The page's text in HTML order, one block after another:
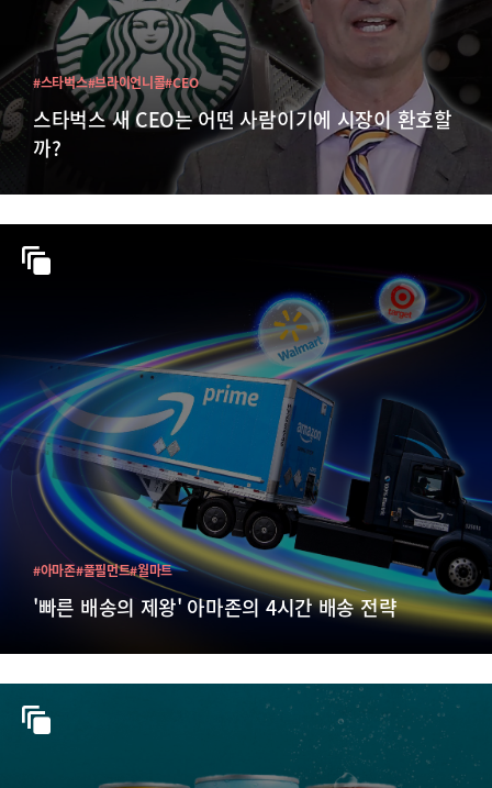
스타벅스 새 CEO는 어떤 사람이기에 시장이 환호할
까?
#스타벅스#브라이언니콜#CEO
'빠른 배송의 제왕' 아마존의 4시간 배송 전략
#아마존#풀필먼트#월마트